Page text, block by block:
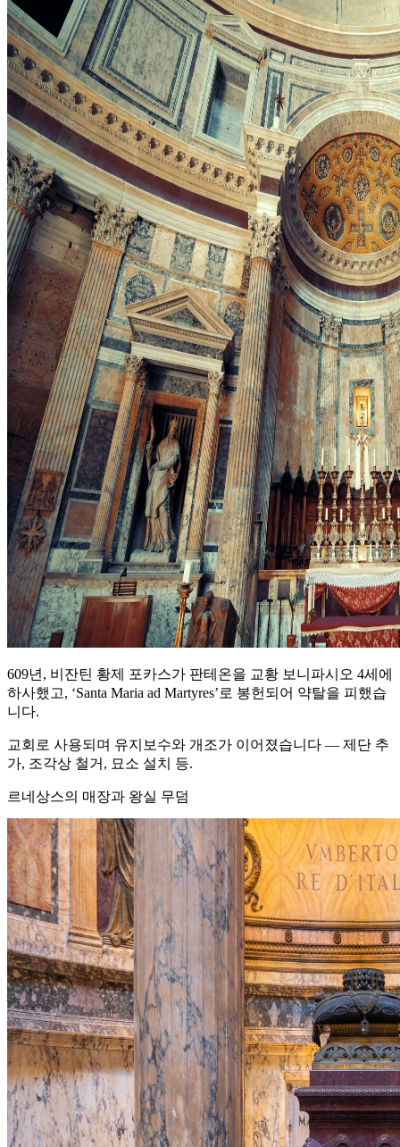
609년, 비잔틴 황제 포카스가 판테온을 교황 보니파시오 4세에
하사했고, ‘Santa Maria ad Martyres’로 봉헌되어 약탈을 피했습
니다.
교회로 사용되며 유지보수와 개조가 이어졌습니다 — 제단 추
가, 조각상 철거, 묘소 설치 등.
르네상스의 매장과 왕실 무덤